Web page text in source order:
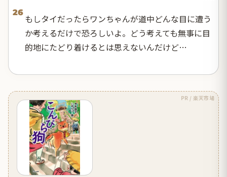
26
もしタイだったらワンちゃんが道中どんな目に遭う
か考えるだけで恐ろしいよ。どう考えても無事に目
的地にたどり着けるとは思えないんだけど…
PR / 楽天市場